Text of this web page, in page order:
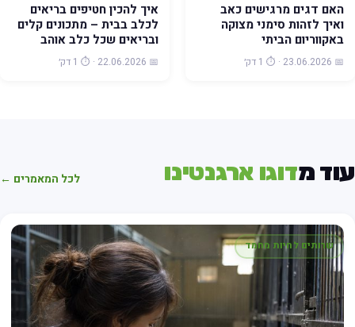
האם דגים מרגישים כאב
ואיך לזהות סימני מצוקה
באקווריום הביתי
📅 23.06.2026 · ⏱️ 1 דק׳
איך להכין חטיפים בריאים
לכלב בבית – מתכונים קלים
ובריאים שכל כלב אוהב
📅 22.06.2026 · ⏱️ 1 דק׳
מדוגו ארגנטינו לכל המאמרים ←
שרותים לחיות מחמד